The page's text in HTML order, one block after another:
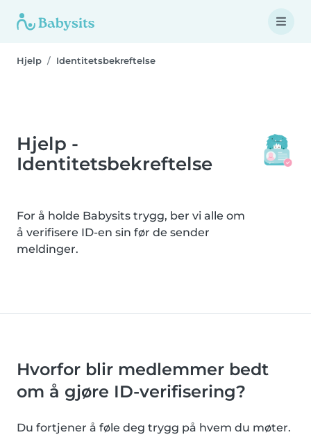
Hjelp Identitetsbekreftelse
Hjelp -
Identitetsbekreftelse
For å holde Babysits trygg, ber vi alle om
å verifisere ID-en sin før de sender
meldinger.
Hvorfor blir medlemmer bedt
om å gjøre ID-verifisering?
Du fortjener å føle deg trygg på hvem du møter.